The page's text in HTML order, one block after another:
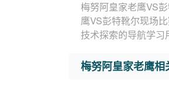
梅努阿皇家老鹰VS
鹰VS彭特靴尔现场
技术探索的导航学习
梅努阿皇家老鹰相